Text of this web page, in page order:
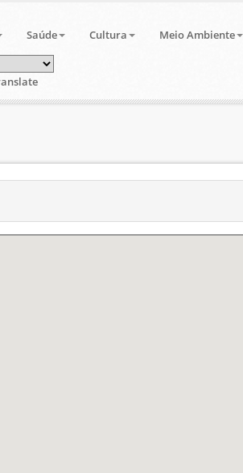
Saúde Cultura Meio Ambiente